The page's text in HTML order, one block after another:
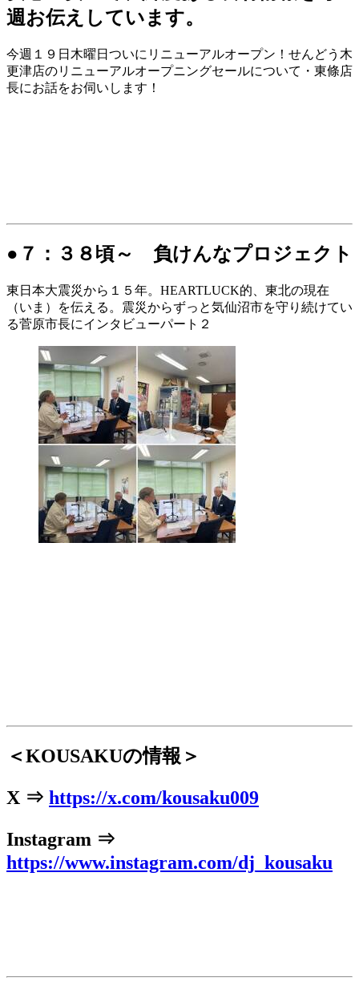
週お伝えしています。
今週１９日木曜日ついにリニューアルオープン！せんどう木
更津店のリニューアルオープニングセールについて・東條店
長にお話をお伺いします！
●７：３８頃～ 負けんなプロジェクト
東日本大震災から１５年。HEARTLUCK的、東北の現在
（いま）を伝える。震災からずっと気仙沼市を守り続けてい
る菅原市長にインタビューパート２
＜KOUSAKUの情報＞
X ⇒ https://x.com/kousaku009
Instagram ⇒
https://www.instagram.com/dj_kousaku